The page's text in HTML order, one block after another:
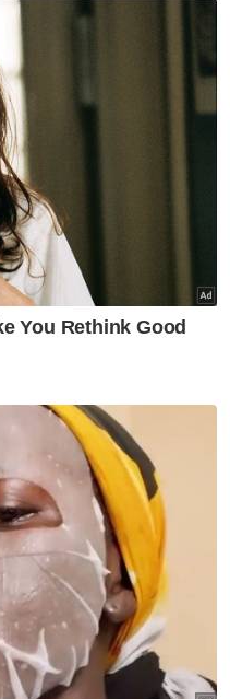
JAC adalah
AGC boleh
dakwaan itu
E-Mel setiap